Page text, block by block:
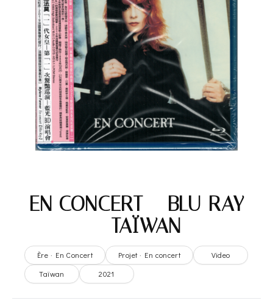
EN CONCERT – BLU-RAY
– TAÏWAN
Ère · En Concert Projet · En concert
Video
Taïwan
2021